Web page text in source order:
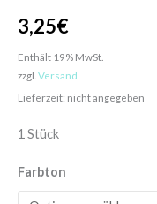
3,25€
Enthält 19% MwSt.
zzgl. Versand
Lieferzeit: nicht angegeben
1 Stück
Farbton